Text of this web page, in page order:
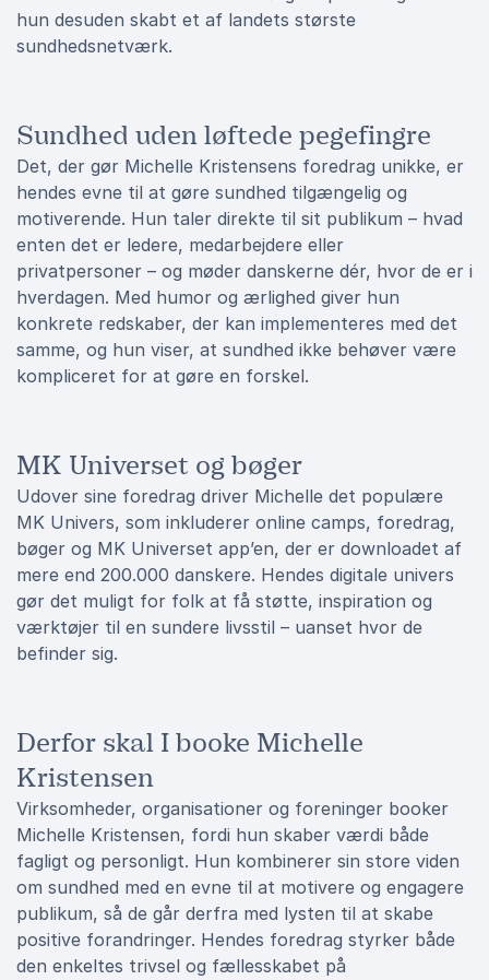
hun desuden skabt et af landets største
sundhedsnetværk.
Sundhed uden løftede pegefingre
Det, der gør Michelle Kristensens foredrag unikke, er
hendes evne til at gøre sundhed tilgængelig og
motiverende. Hun taler direkte til sit publikum – hvad
enten det er ledere, medarbejdere eller
privatpersoner – og møder danskerne dér, hvor de er i
hverdagen. Med humor og ærlighed giver hun
konkrete redskaber, der kan implementeres med det
samme, og hun viser, at sundhed ikke behøver være
kompliceret for at gøre en forskel.
MK Universet og bøger
Udover sine foredrag driver Michelle det populære
MK Univers, som inkluderer online camps, foredrag,
bøger og MK Universet app’en, der er downloadet af
mere end 200.000 danskere. Hendes digitale univers
gør det muligt for folk at få støtte, inspiration og
værktøjer til en sundere livsstil – uanset hvor de
befinder sig.
Derfor skal I booke Michelle
Kristensen
Virksomheder, organisationer og foreninger booker
Michelle Kristensen, fordi hun skaber værdi både
fagligt og personligt. Hun kombinerer sin store viden
om sundhed med en evne til at motivere og engagere
publikum, så de går derfra med lysten til at skabe
positive forandringer. Hendes foredrag styrker både
den enkeltes trivsel og fællesskabet på